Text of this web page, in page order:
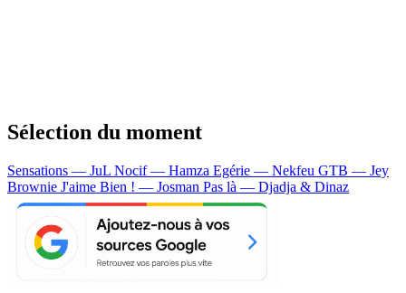
Sélection du moment
Sensations — JuL Nocif — Hamza Egérie — Nekfeu GTB — Jey
Brownie J'aime Bien ! — Josman Pas là — Djadja & Dinaz